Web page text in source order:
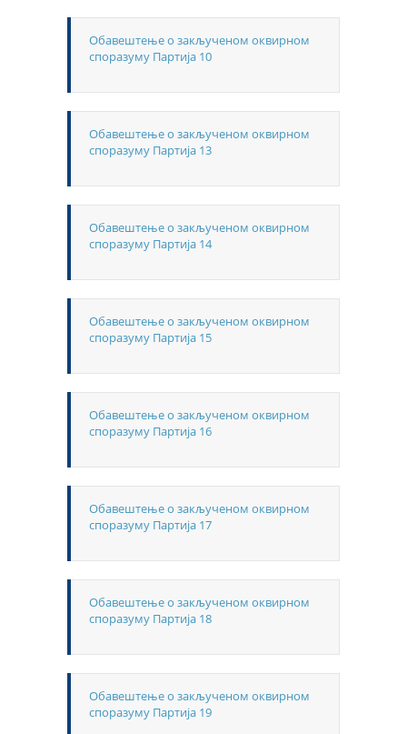
Обавештење о закљученом оквирном
споразуму Партија 10
Обавештење о закљученом оквирном
споразуму Партија 13
Обавештење о закљученом оквирном
споразуму Партија 14
Обавештење о закљученом оквирном
споразуму Партија 15
Обавештење о закљученом оквирном
споразуму Партија 16
Обавештење о закљученом оквирном
споразуму Партија 17
Обавештење о закљученом оквирном
споразуму Партија 18
Обавештење о закљученом оквирном
споразуму Партија 19